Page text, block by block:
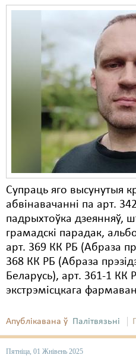
Супраць яго высунутыя
абвінавачанні па арт.
падрыхтоўка дзеянняў,
грамадскі парадак,
арт. 369 КК РБ (Абраза
368 КК РБ (Абраза
Беларусь), арт. 361-1 КК
экстрэмісцкага
Апублікавана ў Палітвязьні
Пятніца, 01 Жнівень 2025
Дыскрымінацыя
Затрыманьні
Карная псыхіятрыя
КПЧ ААН
Мігранты
Мірныя сходы
Палітвязьні
Праваабаронцы
Правы дзіцяці
Рознае